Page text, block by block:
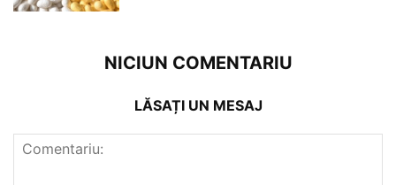
NICIUN COMENTARIU
LĂSAȚI UN MESAJ